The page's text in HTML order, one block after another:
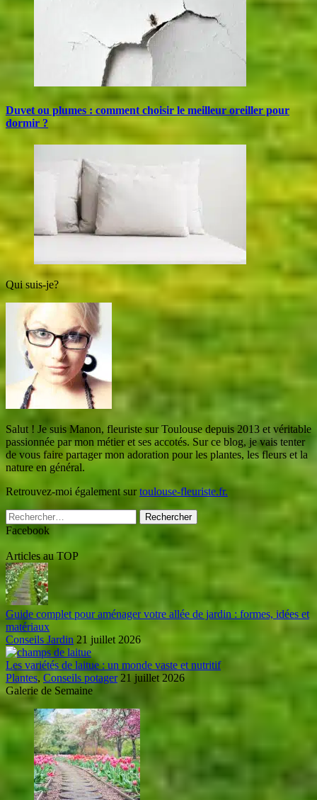
Duvet ou plumes : comment choisir le meilleur oreiller pour
dormir ?
Qui suis-je?
Salut ! Je suis Manon, fleuriste sur Toulouse depuis 2013 et véritable
passionnée par mon métier et ses accotés. Sur ce blog, je vais tenter
de vous faire partager mon adoration pour les plantes, les fleurs et la
nature en général.
Retrouvez-moi également surtoulouse-fleuriste.fr.
Rechercher :
Facebook
Articles au TOP
Guide complet pour aménager votre allée de jardin : formes, idées et
matériaux
Conseils Jardin 21 juillet 2026
Les variétés de laitue : un monde vaste et nutritif
Plantes, Conseils potager 21 juillet 2026
Galerie de Semaine